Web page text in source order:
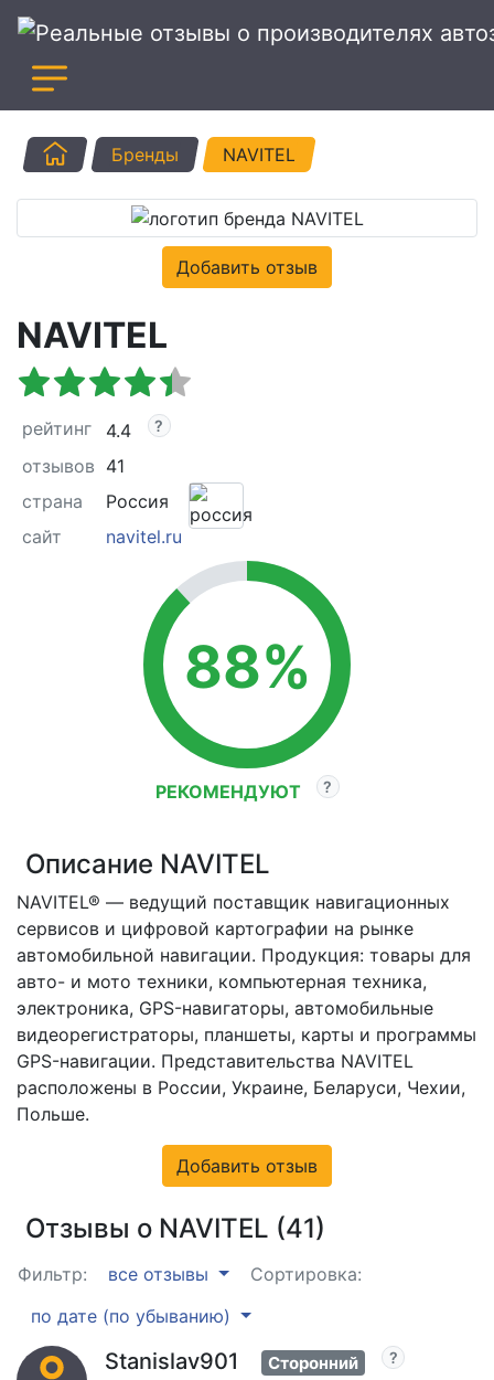
ГлавнаяБренды NAVITEL
Добавить отзыв
NAVITEL
рейтинг
4.4
отзывов 41
страна
Россия
сайт
navitel.ru
88%
РЕКОМЕНДУЮТ
Описание NAVITEL
NAVITEL® — ведущий поставщик навигационных
сервисов и цифровой картографии на рынке
автомобильной навигации. Продукция: товары для
авто- и мото техники, компьютерная техника,
электроника, GPS-навигаторы, автомобильные
видеорегистраторы, планшеты, карты и программы
GPS-навигации. Представительства NAVITEL
расположены в России, Украине, Беларуси, Чехии,
Польше.
Добавить отзыв
Отзывы о NAVITEL (41)
Фильтр: все отзывы
Сортировка:
по дате (по убыванию)
Stanislav901 Сторонний